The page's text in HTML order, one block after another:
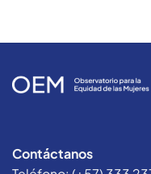
Contáctanos